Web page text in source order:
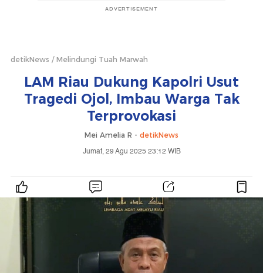
ADVERTISEMENT
detikNews Melindungi Tuah Marwah
LAM Riau Dukung Kapolri Usut
Tragedi Ojol, Imbau Warga Tak
Terprovokasi
Mei Amelia R - detikNews
Jumat, 29 Agu 2025 23:12 WIB